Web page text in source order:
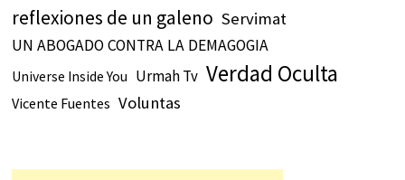
reflexiones de un galeno Servimat
UN ABOGADO CONTRA LA DEMAGOGIA
Universe Inside You Urmah Tv Verdad Oculta
Vicente Fuentes Voluntas